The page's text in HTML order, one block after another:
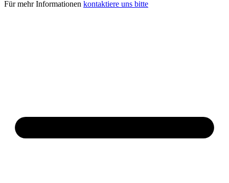
Für mehr Informationen kontaktiere uns bitte